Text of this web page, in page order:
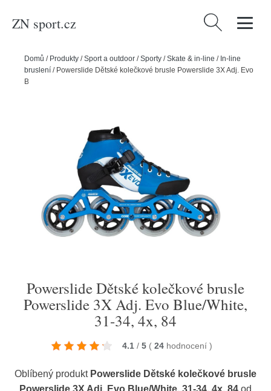
ZN sport.cz Vyhledávání
Domů / Produkty /Sport a outdoor /Sporty /Skate & in-line / In-line
bruslení / Powerslide Dětské kolečkové brusle Powerslide 3X Adj. Evo
Blue/White, 31-34, 4x, 84
Powerslide Dětské kolečkové brusle
Powerslide 3X Adj. Evo Blue/White,
31-34, 4x, 84
4.1 / 5 ( 24 hodnocení )
Oblíbený produkt Powerslide Dětské kolečkové brusle
Powerslide 3X Adj. Evo Blue/White, 31-34, 4x, 84 od